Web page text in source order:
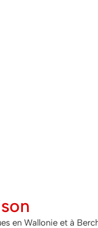
en Wallonie et à